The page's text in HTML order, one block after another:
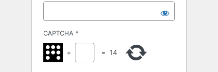
CAPTCHA *
+ = 14